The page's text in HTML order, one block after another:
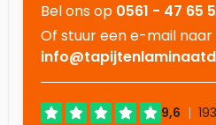
Bel ons op 0561 - 47 65
Of stuur een e-mail naar